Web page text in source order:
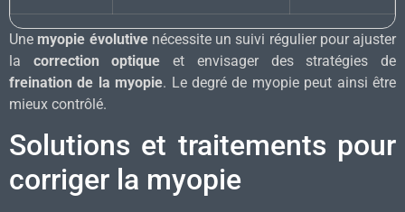
Une myopie évolutivenécessite un suivi régulier pour ajuster
la correction optique et envisager des stratégies de
freination de la myopie. Le degré de myopie peut ainsi être
mieux contrôlé.
Solutions et traitements pour
corriger la myopie